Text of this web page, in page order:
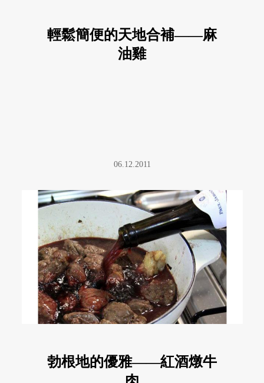
輕鬆簡便的天地合補——麻
油雞
06.12.2011
勃根地的優雅——紅酒燉牛